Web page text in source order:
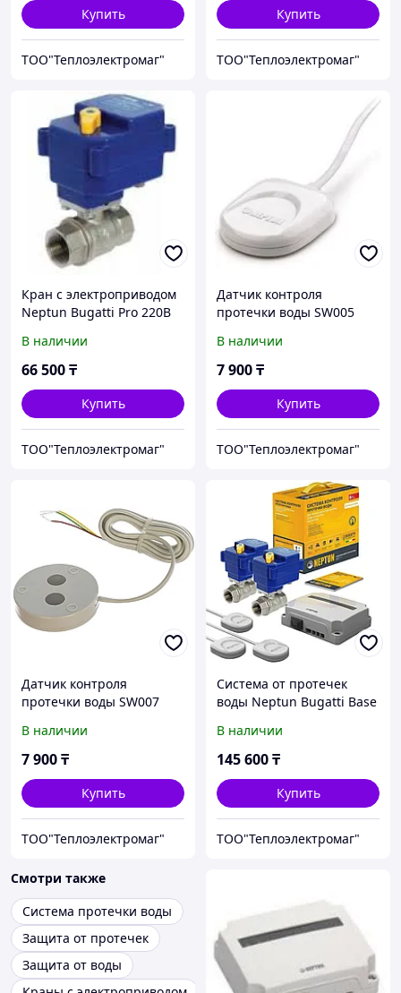
Купить
ТОО"Теплоэлектромаг"
Купить
ТОО"Теплоэлектромаг"
Кран с электроприводом
Neptun Bugatti Pro 220B
В наличии
66 500₸
Купить
ТОО"Теплоэлектромаг"
Датчик контроля
протечки воды SW005
В наличии
7 900₸
Купить
ТОО"Теплоэлектромаг"
Датчик контроля
протечки воды SW007
В наличии
7 900₸
Купить
ТОО"Теплоэлектромаг"
Система от протечек
воды Neptun Bugatti Base
В наличии
145 600₸
Купить
ТОО"Теплоэлектромаг"
Смотри также
Система протечки воды
Защита от протечек
Защита от воды